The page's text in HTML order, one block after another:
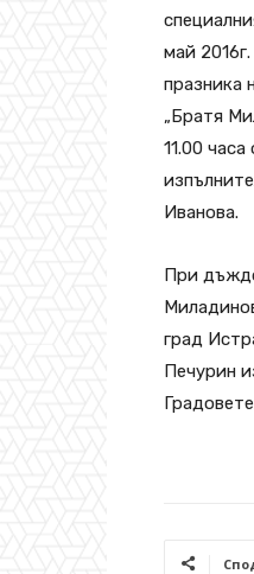
май
празника
„Братя
11.00
Иванова.
При
град
Печурин